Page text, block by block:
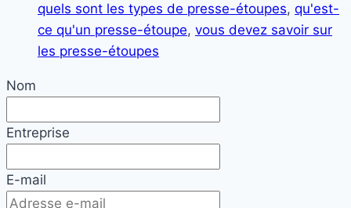
quels sont les types de presse-étoupes, qu'est-
ce qu'un presse-étoupe, vous devez savoir sur
les presse-étoupes
Nom
Entreprise
E-mail